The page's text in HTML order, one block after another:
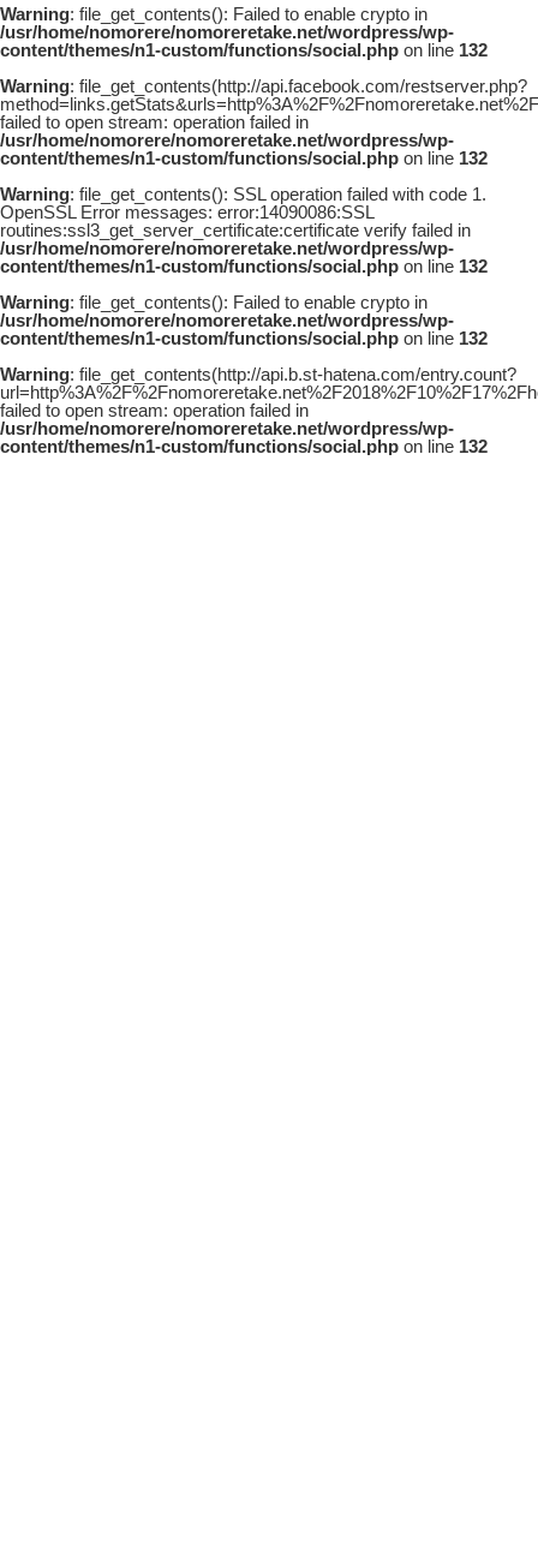
Warning: file_get_contents(): Failed to enable crypto in
/usr/home/nomorere/nomoreretake.net/wordpress/wp-
content/themes/n1-custom/functions/social.php on line 132
Warning: file_get_contents(http://api.facebook.com/restserver.php?
failed to open stream: operation failed in
/usr/home/nomorere/nomoreretake.net/wordpress/wp-
content/themes/n1-custom/functions/social.php on line 132
Warning: file_get_contents(): SSL operation failed with code 1.
OpenSSL Error messages: error:14090086:SSL
routines:ssl3_get_server_certificate:certificate verify failed in
/usr/home/nomorere/nomoreretake.net/wordpress/wp-
content/themes/n1-custom/functions/social.php on line 132
Warning: file_get_contents(): Failed to enable crypto in
/usr/home/nomorere/nomoreretake.net/wordpress/wp-
content/themes/n1-custom/functions/social.php on line 132
Warning: file_get_contents(http://api.b.st-hatena.com/entry.count?
failed to open stream: operation failed in
/usr/home/nomorere/nomoreretake.net/wordpress/wp-
content/themes/n1-custom/functions/social.php on line 132